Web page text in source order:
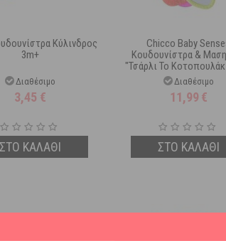
Κύλινδρος
3m+
Διαθέσιμο
3,45 €
ΣΤΟ ΚΑΛΑΘΙ
Chicco Baby
Κουδουνίστρα &
"Τσάρλι Το
Διαθέσιμο
11,99 €
ΣΤΟ ΚΑΛΑΘΙ